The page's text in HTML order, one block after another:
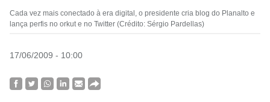
Cada vez mais conectado à era digital, o presidente cria blog do Planalto e
lança perfis no orkut e no Twitter (Crédito: Sérgio Pardellas)
17/06/2009 - 10:00